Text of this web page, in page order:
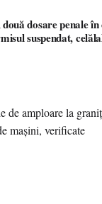
dosare penale
suspendat,